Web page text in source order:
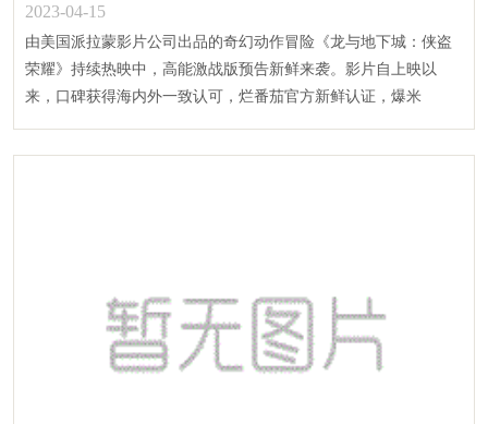
2023-04-15
由美国派拉蒙影片公司出品的奇幻动作冒险《龙与地下城：侠盗
荣耀》持续热映中，高能激战版预告新鲜来袭。影片自上映以
来，口碑获得海内外一致认可，烂番茄官方新鲜认证，爆米